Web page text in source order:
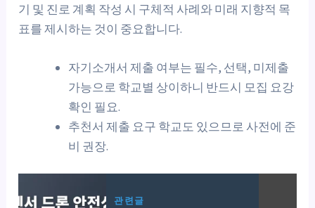
기 및 진로 계획 작성 시 구체적 사례와 미래 지향적 목
표를 제시하는 것이 중요합니다.
자기소개서 제출 여부는 필수, 선택, 미제출
가능으로 학교별 상이하니 반드시 모집 요강
확인 필요.
추천서 제출 요구 학교도 있으므로 사전에 준
비 권장.
관련글